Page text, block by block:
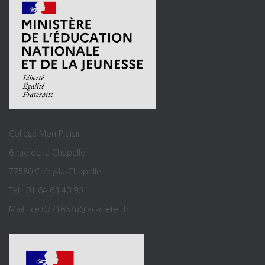
Collège Mon Plaisir
6 rue de la Chapelle
77580 Crécy-la-Chapelle
Tel : 01 64 63 40 90
Mail : ce.0771667u@ac-creteil.fr